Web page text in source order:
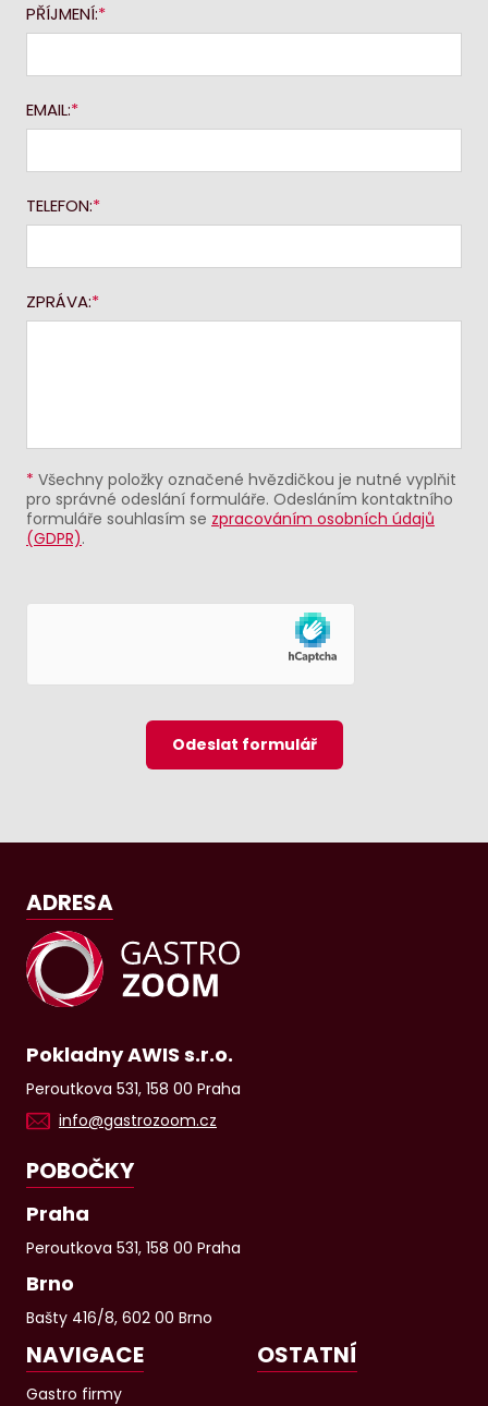
PŘÍJMENÍ:
EMAIL:
TELEFON:
ZPRÁVA:
* Všechny položky označené hvězdičkou je nutné vyplňit
pro správné odeslání formuláře. Odesláním kontaktního
formuláře souhlasím se zpracováním osobních údajů
(GDPR).
Odeslat formulář
ADRESA
Pokladny AWIS s.r.o.
Peroutkova 531, 158 00 Praha
info@gastrozoom.cz
POBOČKY
Praha
Peroutkova 531, 158 00 Praha
Brno
Bašty 416/8, 602 00 Brno
NAVIGACE
Gastro firmy
OSTATNÍ